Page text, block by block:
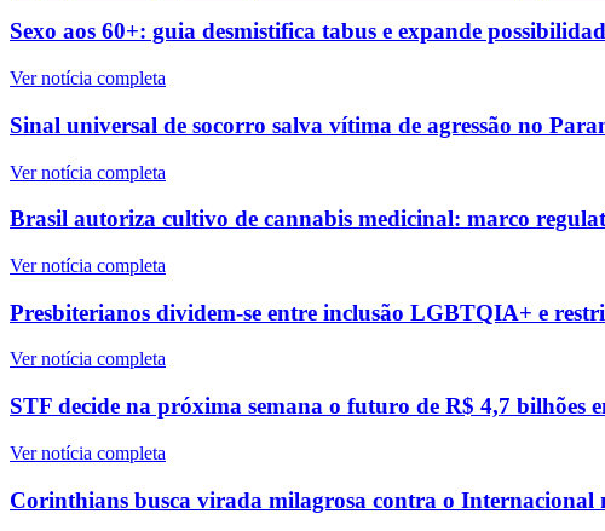
Sexo aos 60+: guia desmistifica tabus e expande
Ver notícia completa
Sinal universal de socorro salva vítima de agressão no
Ver notícia completa
Brasil autoriza cultivo de cannabis medicinal: marco
Ver notícia completa
Presbiterianos dividem-se entre inclusão LGBTQIA+ e
Ver notícia completa
STF decide na próxima semana o futuro de R$ 4,7 bilhões
Ver notícia completa
Corinthians busca virada milagrosa contra o Internacional